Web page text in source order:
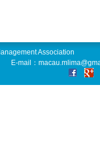
Association
E-mail：